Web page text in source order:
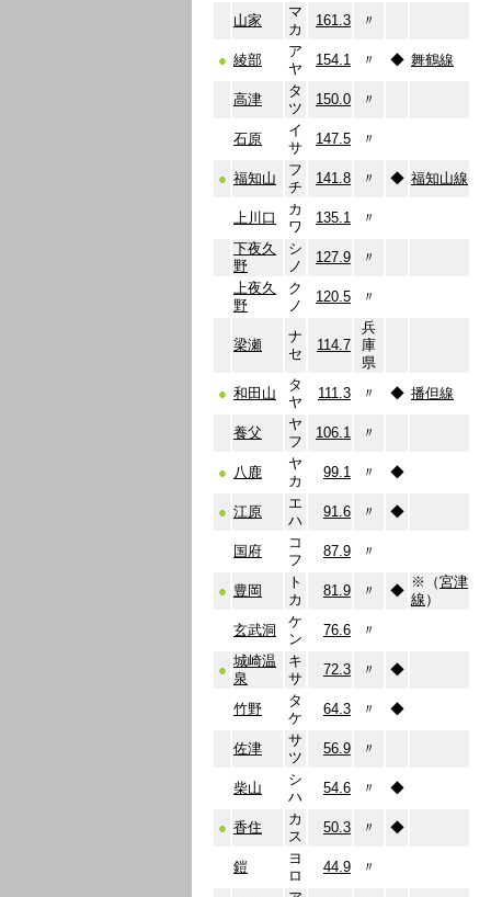
山家
マ
カ
161.3 〃
● 綾部
ア
ヤ
154.1 〃 ◆ 舞鶴線
高津
タ
ツ
150.0 〃
石原
イ
サ
147.5 〃
● 福知山
フ
チ
141.8 〃 ◆ 福知山線
上川口
カ
ワ
135.1
〃
下夜久
野
シ
ノ
127.9
〃
上夜久
野
ク
ノ
120.5 〃
梁瀬
ナ
セ
114.7
兵
庫
県
● 和田山
タ
ヤ
111.3 〃 ◆ 播但線
養父
ヤ
フ
106.1 〃
● 八鹿
ヤ
カ
99.1 〃 ◆
● 江原
エ
ハ
91.6 〃 ◆
国府
コ
フ
87.9 〃
● 豊岡
ト
カ
81.9 〃 ◆
※（宮津
線 ）
玄武洞
ケ
ン
76.6 〃
●
城崎温
泉
キ
サ
72.3 〃 ◆
竹野
タ
ケ
64.3 〃 ◆
佐津
サ
ツ
56.9 〃
柴山
シ
ハ
54.6 〃 ◆
● 香住
カ
ス
50.3 〃 ◆
鎧
ヨ
ロ
44.9 〃